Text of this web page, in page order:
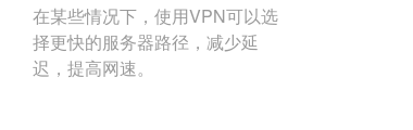
在某些情况下，使用VPN可以选
择更快的服务器路径，减少延
迟，提高网速。